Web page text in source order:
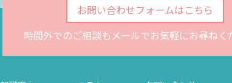
お問い合わせフォームはこちら
時間外でのご相談もメールでお気軽にお尋ねく